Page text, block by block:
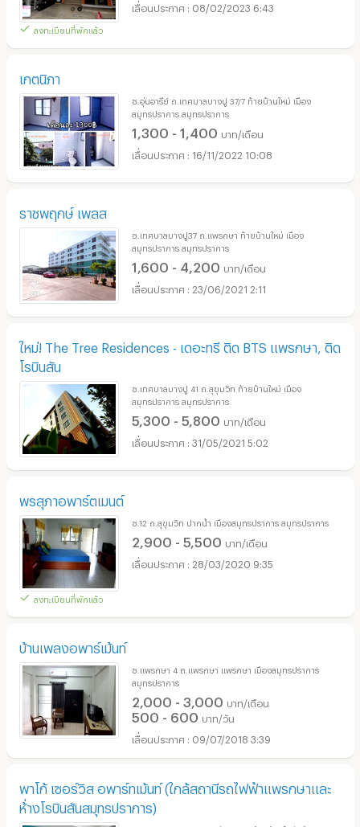
ลงทะเบียนที่พักแล้ว
08/02/2023 6:43
เกตนิภา
ซ.อุ่นอารีย์ ถ.เทศบาลบางปู 37/7 ท้ายบ้านใหม่ เมือง
สมุทรปราการ สมุทรปราการ
1,300 - 1,400 บาท/เดือน
16/11/2022 10:08
ราชพฤกษ์ เพลส
ซ.เทศบาลบางปู37 ถ.แพรกษา ท้ายบ้านใหม่ เมือง
สมุทรปราการ สมุทรปราการ
1,600 - 4,200 บาท/เดือน
23/06/2021 2:11
ใหม่! The Tree Residences - เดอะทรี ติด BTS แพรกษา, ติด
โรบินสัน
ซ.เทศบาลบางปู 41 ถ.สุขุมวิท ท้ายบ้านใหม่ เมือง
สมุทรปราการ สมุทรปราการ
5,300 - 5,800 บาท/เดือน
31/05/2021 5:02
พรสุภาอพาร์ตเมนต์
ลงทะเบียนที่พักแล้ว
ซ.12 ถ.สุขุมวิท ปากน้ำ เมืองสมุทรปราการ สมุทรปราการ
2,900 - 5,500 บาท/เดือน
28/03/2020 9:35
บ้านเพลงอพาร์เม้นท์
ซ.แพรกษา 4 ถ.แพรกษา แพรกษา เมืองสมุทรปราการ
สมุทรปราการ
2,000 - 3,000 บาท/เดือน
500 - 600 บาท/วัน
09/07/2018 3:39
พาโก้ เซอร์วิส อพาร์ทเม้นท์ (ใกล้สถานีรถไฟฟ้าแพรกษาและ
ห้่างโรบินสันสมุทรปราการ)